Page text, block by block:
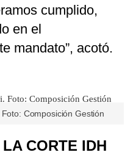
cumplido,
en el
mandato”, acotó.
Composición Gestión
CORTE IDH